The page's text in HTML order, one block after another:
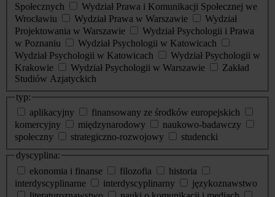
Społecznych
Wydział Prawa i Komunikacji Społecznej we
Wrocławiu
Wydział Prawa w Warszawie
Wydział
Projektowania w Warszawie
Wydział Psychologii i Prawa
w Poznaniu
Wydział Psychologii w Katowicach
Wydział Psychologii w Katowicach
Wydział Psychologii w
Krakowie
Wydział Psychologii w Warszawie
Zakład
Studiów Azjatyckich
typ:
aplikacyjny
finansowany ze środków europejskich
komercyjny
międzynarodowy
naukowo-badawczy
społeczny
strategiczno-rozwojowy
studencki
dyscyplina:
ekonomia i finanse
filozofia
historia
interdyscyplinarne
interdyscyplinarny
językoznawstwo